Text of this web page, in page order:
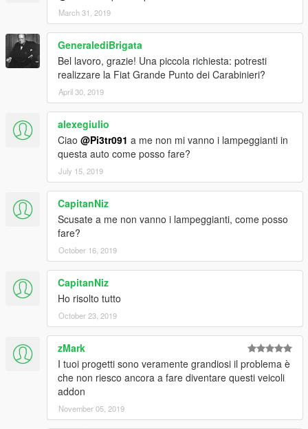
March 31, 2019
GeneralediBrigata
Bel lavoro, grazie! Una piccola richiesta: potresti
realizzare la Fiat Grande Punto dei Carabinieri?
April 30, 2019
alexegiulio
Ciao @Pi3tr091 a me non mi vanno i lampeggianti in
questa auto come posso fare?
July 15, 2019
CapitanNiz
Scusate a me non vanno i lampeggianti, come posso
fare?
October 16, 2019
CapitanNiz
Ho risolto tutto
October 23, 2019
zMark
I tuoi progetti sono veramente grandiosi il problema è
che non riesco ancora a fare diventare questi veicoli
addon
November 05, 2019